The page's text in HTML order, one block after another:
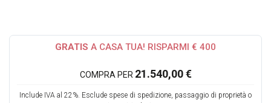
passo in tutte le fasi.
3) Veicoli certificati e selezionati
4) Garanzia sui nostri veicoli fino a 60 mesi
GRATIS A CASA TUA! RISPARMI € 400
COMPRA PER 21.540,00 €
Include IVA al 22%. Esclude spese di spedizione, passaggio di proprietà o